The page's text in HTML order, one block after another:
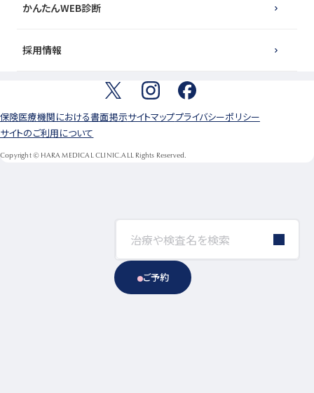
かんたんWEB診断
採用情報
保険医療機関における書面掲示サイトマッププライバシーポリシー
サイトのご利用について
Copyright © HARA MEDICAL CLINIC.ALL Rights Reserved.
ご予約